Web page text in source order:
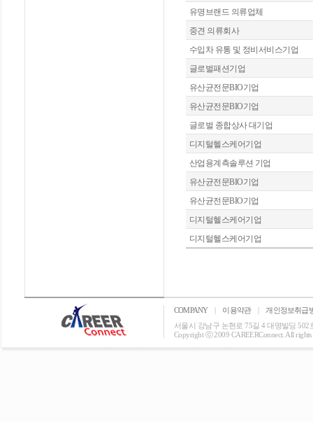
유명브랜드 의류업체
중견 의류회사
수입차 유통 및 정비서비스기업
글로벌패션기업
유산균전문BIO기업
유산균전문BIO기업
글로벌 종합상사 대기업
디지털헬스케어기업
산업용계측솔루션 기업
유산균전문BIO기업
유산균전문BIO기업
디지털헬스케어기업
디지털헬스케어기업
COMPANY | 이용약관 |
개인정보취급
서울시 강남구 논현로 75길 4 대명빌딩 502
Copyright ⓒ 2009 CAREERConnect. All rights